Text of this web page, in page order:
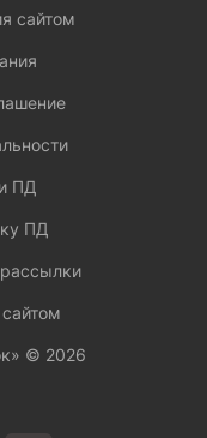
сайтом
ПД
ПД
© 2026